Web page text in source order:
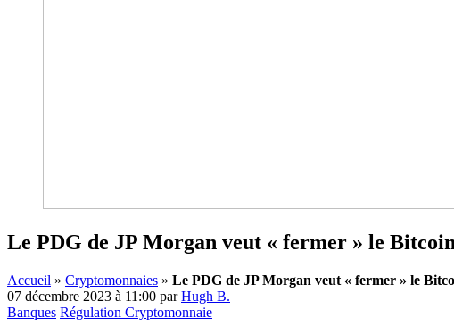
Le PDG de JP Morgan veut « fermer » le
Accueil » Cryptomonnaies » Le PDG de JP Morgan veut « fermer » le
07 décembre 2023 à 11:00 parHugh B.
Banques Régulation Cryptomonnaie